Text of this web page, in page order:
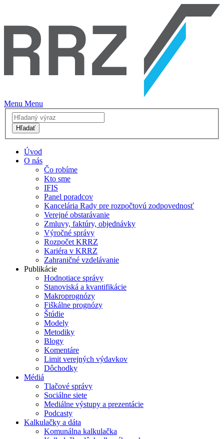
Menu Menu
Hľadať
Úvod
O nás
Čo robíme
Kto sme
IFIS
Panel poradcov
Kancelária Rady pre rozpočtovú zodpovednosť
Verejné obstarávanie
Zmluvy, faktúry, objednávky
Výročné správy
Rozpočet KRRZ
Kariéra v KRRZ
Zahraničné vzdelávanie
Publikácie
Hodnotiace správy
Stanoviská a kvantifikácie
Makroprognózy
Fiškálne prognózy
Štúdie
Modely
Metodiky
Blogy
Komentáre
Limit verejných výdavkov
Dôchodky
Médiá
Tlačové správy
Sociálne siete
Mediálne výstupy a prezentácie
Podcasty
Kalkulačky a dáta
Komunálna kalkulačka